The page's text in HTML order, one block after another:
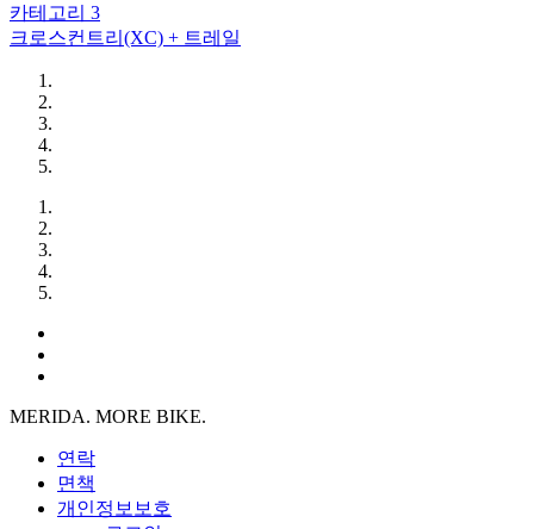
카테고리 3
크로스컨트리(XC) + 트레일
MERIDA. MORE BIKE.
연락
면책
개인정보보호